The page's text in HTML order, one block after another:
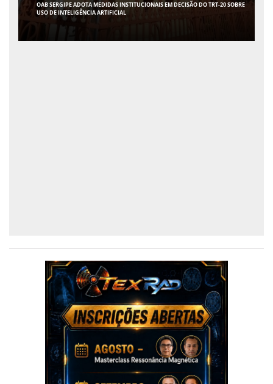
OAB SERGIPE ADOTA MEDIDAS INSTITUCIONAIS EM DECISÃO DO TRT-20 SOBRE
USO DE INTELIGÊNCIA ARTIFICIAL